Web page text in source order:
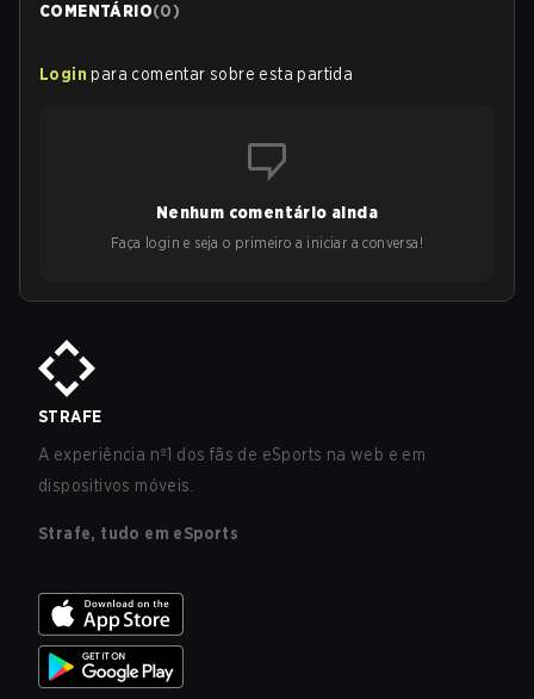
COMENTÁRIO(0)
Login para comentar sobre esta partida
Nenhum comentário ainda
Faça login e seja o primeiro a iniciar a conversa!
STRAFE
A experiência nº1 dos fãs de eSports na web e em
dispositivos móveis.
Strafe, tudo em eSports